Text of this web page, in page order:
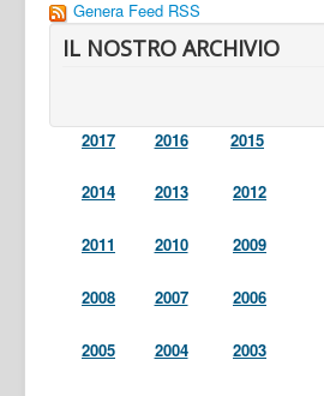
Genera Feed RSS
IL NOSTRO ARCHIVIO
2017 2016 2015
2014 2013 2012
2011 2010 2009
2008 2007 2006
2005 2004 2003